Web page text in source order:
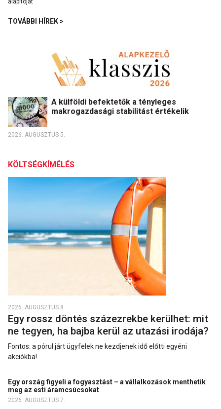
TOVÁBBI HÍREK >
A külföldi befektetők a tényleges
makrogazdasági stabilitást értékelik
2026. AUGUSZTUS 5.
KÖLTSÉGKÍMÉLÉS
2026. AUGUSZTUS 8.
Egy rossz döntés százezrekbe kerülhet: mit
ne tegyen, ha bajba kerül az utazási irodája?
Fontos: a pórul járt ügyfelek ne kezdjenek idő előtti egyéni
akciókba!
Egy ország figyeli a fogyasztást – a vállalkozások menthetik
meg az esti áramcsúcsokat
2026. AUGUSZTUS 7.